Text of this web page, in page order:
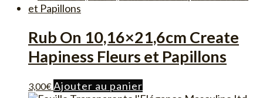
Rub On 10,16×21,6cm Create
Hapiness Fleurs et Papillons
3,00€ Ajouter au panier